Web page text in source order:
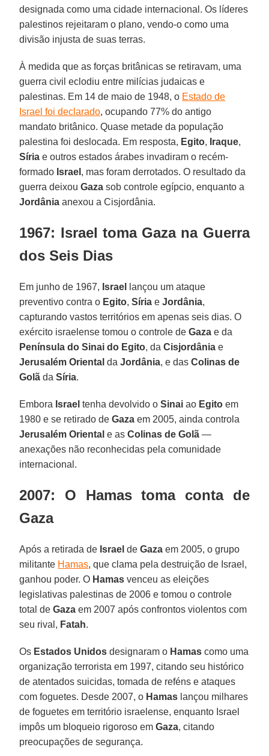
designada como uma cidade internacional. Os líderes
palestinos rejeitaram o plano, vendo-o como uma
divisão injusta de suas terras.
À medida que as forças britânicas se retiravam, uma
guerra civil eclodiu entre milícias judaicas e
palestinas. Em 14 de maio de 1948, o Estado de
Israel foi declarado, ocupando 77% do antigo
mandato britânico. Quase metade da população
palestina foi deslocada. Em resposta, Egito, Iraque,
Síria e outros estados árabes invadiram o recém-
formado Israel , mas foram derrotados. O resultado da
guerra deixouGaza sob controle egípcio, enquanto a
Jordânia anexou a Cisjordânia.
1967: Israel toma Gaza na Guerra
dos Seis Dias
Em junho de 1967, Israel
lançou um ataque
preventivo contra o Egito,Síria eJordânia,
capturando vastos territórios em apenas seis dias. O
exército israelense tomou o controle deGaza e da
Península do Sinai do Egito, daCisjordânia e
Jerusalém Oriental daJordânia, e dasColinas de
Golã daSíria.
Embora Israel tenha devolvido oSinai ao Egito em
1980 e se retirado deGaza em 2005, ainda controla
Jerusalém Oriental e asColinas de Golã —
anexações não reconhecidas pela comunidade
internacional.
2007: O Hamas toma conta de
Gaza
Após a retirada de Israel deGaza em 2005, o grupo
militante Hamas, que clama pela destruição de Israel,
ganhou poder. O Hamas venceu as eleições
legislativas palestinas de 2006 e tomou o controle
total deGaza em 2007 após confrontos violentos com
seu rival, Fatah.
Os Estados Unidos designaram o Hamas como uma
organização terrorista em 1997, citando seu histórico
de atentados suicidas, tomada de reféns e ataques
com foguetes. Desde 2007, o Hamas lançou milhares
de foguetes em território israelense, enquanto Israel
impôs um bloqueio rigoroso emGaza, citando
preocupações de segurança.